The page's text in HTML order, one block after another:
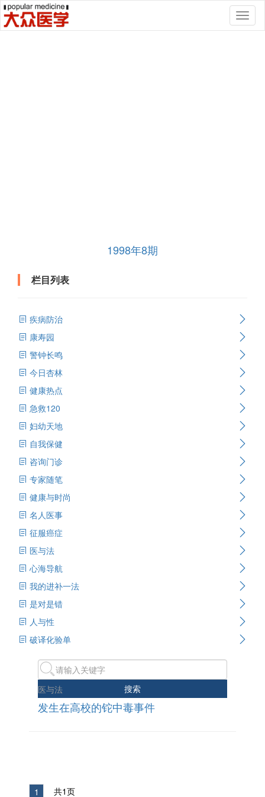
1998年8期
栏目列表
疾病防治
康寿园
警钟长鸣
今日杏林
健康热点
急救120
妇幼天地
自我保健
咨询门诊
专家随笔
健康与时尚
名人医事
征服癌症
医与法
心海导航
我的进补一法
是对是错
人与性
破译化验单
搜索
医与法
发生在高校的铊中毒事件
1 共1页